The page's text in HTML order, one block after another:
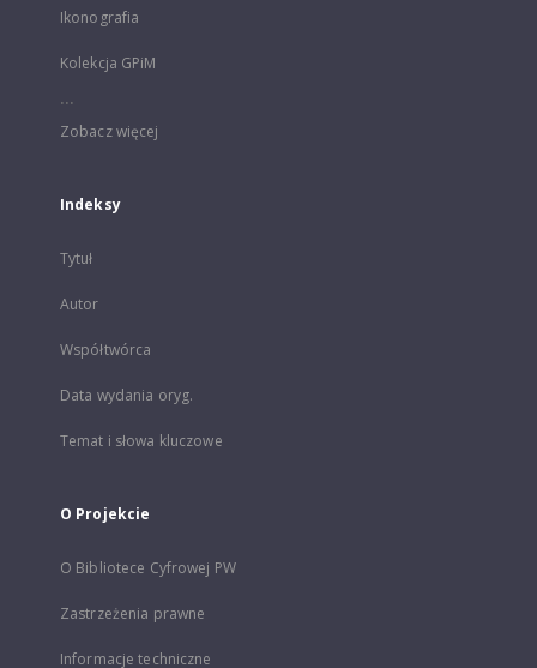
Ikonografia
Kolekcja GPiM
...
Zobacz więcej
Indeksy
Tytuł
Autor
Współtwórca
Data wydania oryg.
Temat i słowa kluczowe
O Projekcie
O Bibliotece Cyfrowej PW
Zastrzeżenia prawne
Informacje techniczne